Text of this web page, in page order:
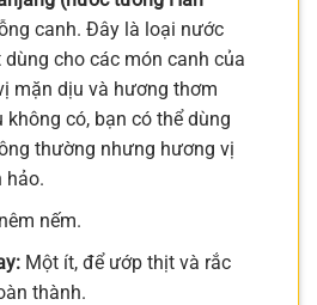
canh. Đây là loại nước
cho các món canh của
mặn dịu và hương thơm
không có, bạn có thể dùng
thường nhưng hương vị
hảo.
nếm.
Một ít, để ướp thịt và rắc
thành.